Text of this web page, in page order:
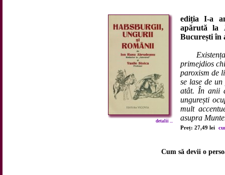
detalii ...
ediția I-a
apărută la
București în
primejdios
paroxism de
se lase de
atât. În anii
ungurești
mult
asupra
Preț: 27,49 lei
Cum să devii o